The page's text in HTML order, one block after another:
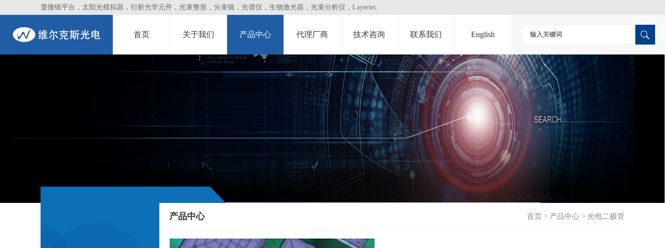
显微镜平台，太阳光模拟器，衍射光学元件，光束整形，分束镜，光谱仪，生物激光器，光束分析仪，Layertec
首页 关于我们 产品中心 代理厂商 技术咨询 联系我们 English
产品中心 首页 > 产品中心 > 光电二极管